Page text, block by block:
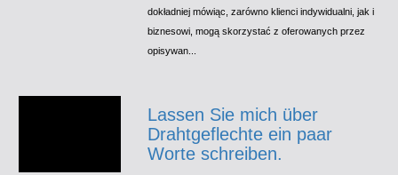
dokładniej mówiąc, zarówno klienci indywidualni, jak i
biznesowi, mogą skorzystać z oferowanych przez
opisywan...
Lassen Sie mich über
Drahtgeflechte ein paar
Worte schreiben.